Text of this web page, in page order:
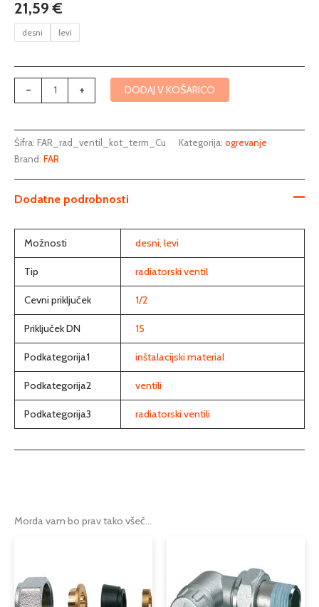
21,59€
desni levi
-
količina
+ DODAJ V KOŠARICO
Šifra: FAR_rad_ventil_kot_term_Cu Kategorija: ogrevanje
Brand: FAR
Dodatne podrobnosti
Možnosti desni, levi
Tip radiatorski ventil
Cevni priključek 1/2
Priključek DN 15
Podkategorija1 inštalacijski material
Podkategorija2 ventili
Podkategorija3 radiatorski ventili
Morda vam bo prav tako všeč…
2,38 €
do
več